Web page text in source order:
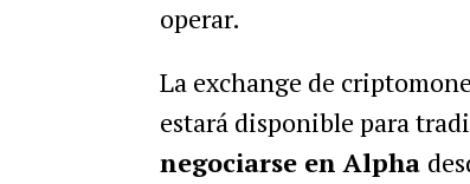
operar.
La exchange de
estará disponible para
negociarse en Alpha